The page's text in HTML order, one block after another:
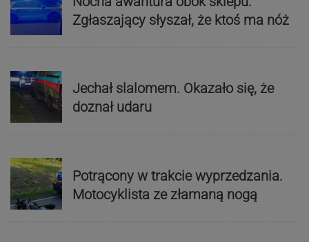
Zgłaszający słyszał, że ktoś ma nóż
Jechał slalomem. Okazało się, że
doznał udaru
Potrącony w trakcie wyprzedzania.
Motocyklista ze złamaną nogą